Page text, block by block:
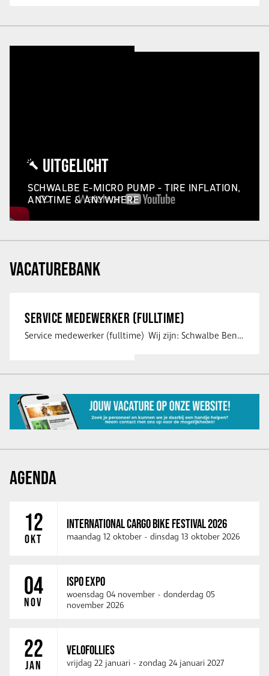
UITGELICHT
SCHWALBE E-MICRO PUMP - TIRE INFLATION,
ANYTIME & ANYWHERE
VACATUREBANK
SERVICE MEDEWERKER (FULLTIME)
Service medewerker (fulltime) Wij zijn: Schwalbe Benelux; merkeigenaar, …
AGENDA
12
OKT
INTERNATIONAL CARGO BIKE FESTIVAL 2026
maandag 12 oktober - dinsdag 13 oktober 2026
04
NOV
ISPO EXPO
woensdag 04 november - donderdag 05
november 2026
22
JAN
VELOFOLLIES
vrijdag 22 januari - zondag 24 januari 2027